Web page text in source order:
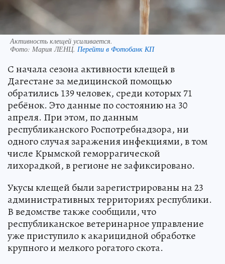
Активность клещей усиливается.
Фото: Мария ЛЕНЦ. Перейти в Фотобанк КП
С начала сезона активности клещей в
Дагестане за медицинской помощью
обратились 139 человек, среди которых 71
ребёнок. Это данные по состоянию на 30
апреля. При этом, по данным
республиканского Роспотребнадзора, ни
одного случая заражения инфекциями, в том
числе Крымской геморрагической
лихорадкой, в регионе не зафиксировано.
Укусы клещей были зарегистрированы на 23
административных территориях республики.
В ведомстве также сообщили, что
республиканское ветеринарное управление
уже приступило к акарицидной обработке
крупного и мелкого рогатого скота.